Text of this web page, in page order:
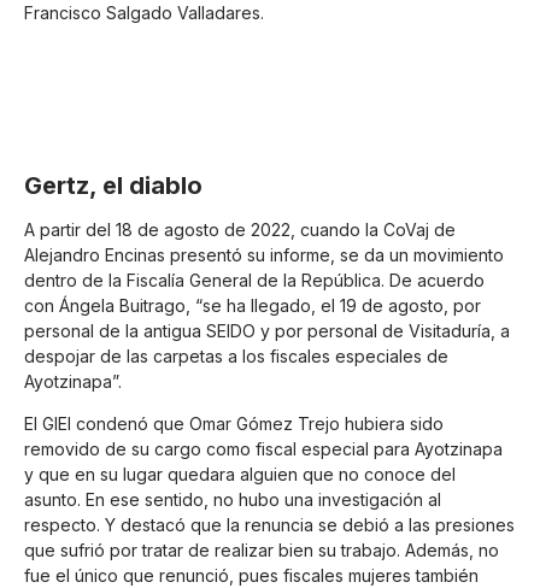
Francisco Salgado Valladares.
Gertz, el diablo
A partir del 18 de agosto de 2022, cuando la CoVaj de
Alejandro Encinas presentó su informe, se da un movimiento
dentro de la Fiscalía General de la República. De acuerdo
con Ángela Buitrago, “se ha llegado, el 19 de agosto, por
personal de la antigua SEIDO y por personal de Visitaduría, a
despojar de las carpetas a los fiscales especiales de
Ayotzinapa”.
El GIEI condenó que Omar Gómez Trejo hubiera sido
removido de su cargo como fiscal especial para Ayotzinapa
y que en su lugar quedara alguien que no conoce del
asunto. En ese sentido, no hubo una investigación al
respecto. Y destacó que la renuncia se debió a las presiones
que sufrió por tratar de realizar bien su trabajo. Además, no
fue el único que renunció, pues fiscales mujeres también